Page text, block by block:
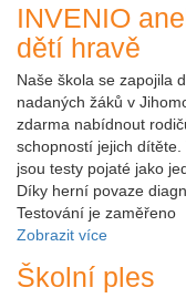
INVENIO
dětí hravě
Naše škola se zapojila
nadaných žáků v
zdarma nabídnout
schopností jejich
jsou testy pojaté jako
Díky herní povaze
Testování je zaměřeno
Zobrazit více
Školní ples